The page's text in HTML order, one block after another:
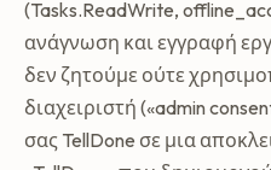
(Tasks.ReadWrite,
ανάγνωση και εγγραφή
δεν ζητούμε ούτε
διαχειριστή («admin
σας TellDone σε μια